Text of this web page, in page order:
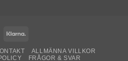
ALLMÄNNA VILLKOR
FRÅGOR & SVAR